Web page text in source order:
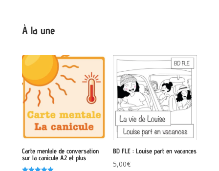
À la une
Carte mentale de conversation
sur la canicule A2 et plus
BD FLE : Louise part en vacances
5,00€